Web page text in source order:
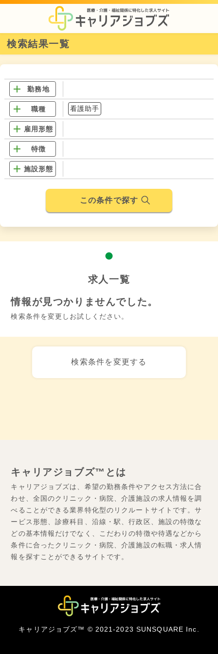
検索結果一覧
勤務地
職種 看護助手
雇用形態
特徴
施設形態
この条件で探す
求人一覧
情報が見つかりませんでした。
検索条件を変更しお試しください。
検索条件を変更する
キャリアジョブズ™とは
キャリアジョブズは、希望の勤務条件やアクセス方法に合
わせ、全国のクリニック・病院、介護施設の求人情報を調
べることができる業界特化型のリクルートサイトです。サ
ービス形態、診療科目、沿線・駅、行政区、施設の特徴な
どの基本情報だけでなく、こだわりの特徴や待遇などから
条件に合ったクリニック・病院、介護施設の転職・求人情
報を探すことができるサイトです。
キャリアジョブズ™ © 2021-2023 SUNSQUARE Inc.